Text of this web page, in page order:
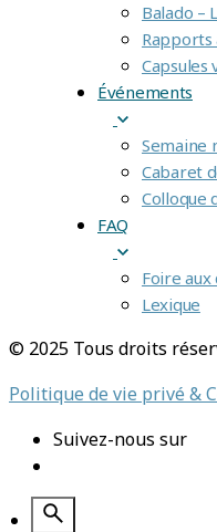
Balado –
Rapports
Capsules
Événements
Semaine
Cabaret
Colloque
FAQ
Foire aux
Lexique
© 2025 Tous droits
Politique de vie privé &
Suivez-nous sur